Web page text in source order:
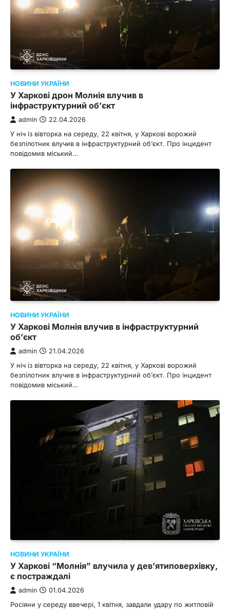
НОВИНИ УКРАЇНИ
У Харкові дрон Молнія влучив в
інфраструктурний об’єкт
admin 22.04.2026
У ніч із вівторка на середу, 22 квітня, у Харкові ворожий
безпілотник влучив в інфраструктурний об’єкт. Про інцидент
повідомив міський…
НОВИНИ УКРАЇНИ
У Харкові Молнія влучив в інфраструктурний
об’єкт
admin 21.04.2026
У ніч із вівторка на середу, 22 квітня, у Харкові ворожий
безпілотник влучив в інфраструктурний об’єкт. Про інцидент
повідомив міський…
НОВИНИ УКРАЇНИ
У Харкові “Молнія” влучила у дев’ятиповерхівку,
є постраждалі
admin 01.04.2026
Росіяни у середу ввечері, 1 квітня, завдали удару по житловій